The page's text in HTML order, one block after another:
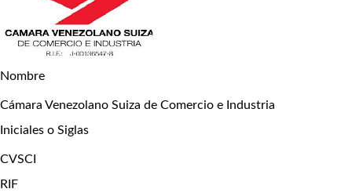
Nombre
Cámara Venezolano Suiza de Comercio e Industria
Iniciales o Siglas
CVSCI
RIF